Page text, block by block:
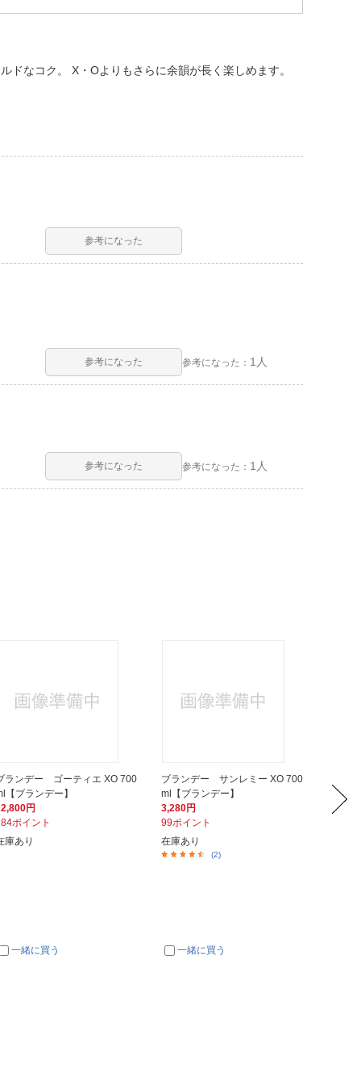
なコク。 X・Oよりもさらに余韻が長く楽しめます。
参考になった
参考になった 参考になった： 1人
参考になった 参考になった： 1人
ランデー ゴーティエ XO 700
【ブランデー】
円
ポイント
庫あり
一緒に買う
ブランデー サンレミー XO 700
ml【ブランデー】
3,280円
99ポイント
在庫あり
(2)
一緒に買う
【ブ
1,980円